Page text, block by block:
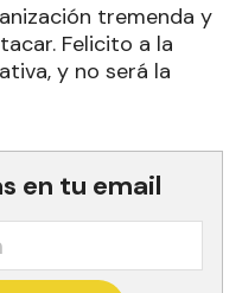
tremenda y
Felicito a la
y no será la
en tu email